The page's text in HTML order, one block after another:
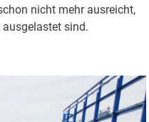
nicht mehr ausreicht,
sind.